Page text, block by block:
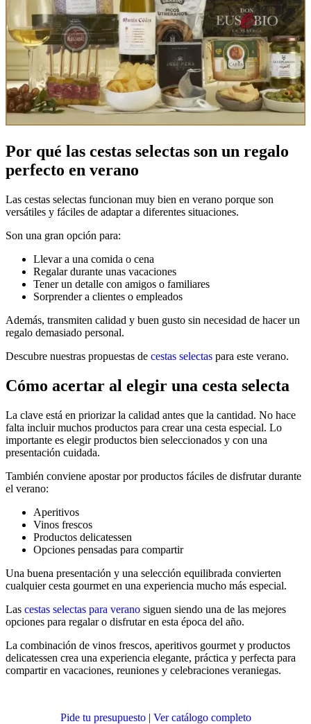
Por qué las cestas selectas son un regalo
perfecto en verano
Las cestas selectas funcionan muy bien en verano porque son
versátiles y fáciles de adaptar a diferentes situaciones.
Son una gran opción para:
Llevar a una comida o cena
Regalar durante unas vacaciones
Tener un detalle con amigos o familiares
Sorprender a clientes o empleados
Además, transmiten calidad y buen gusto sin necesidad de hacer un
regalo demasiado personal.
Descubre nuestras propuestas de cestas selectas para este verano.
Cómo acertar al elegir una cesta selecta
La clave está en priorizar la calidad antes que la cantidad. No hace
falta incluir muchos productos para crear una cesta especial. Lo
importante es elegir productos bien seleccionados y con una
presentación cuidada.
También conviene apostar por productos fáciles de disfrutar durante
el verano:
Aperitivos
Vinos frescos
Productos delicatessen
Opciones pensadas para compartir
Una buena presentación y una selección equilibrada convierten
cualquier cesta gourmet en una experiencia mucho más especial.
Las cestas selectas para verano siguen siendo una de las mejores
opciones para regalar o disfrutar en esta época del año.
La combinación de vinos frescos, aperitivos gourmet y productos
delicatessen crea una experiencia elegante, práctica y perfecta para
compartir en vacaciones, reuniones y celebraciones veraniegas.
Pide tu presupuesto| Ver catálogo completo